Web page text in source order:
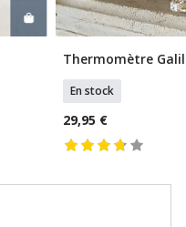
Ajouter
Thermomètre
En stock
29,95 €